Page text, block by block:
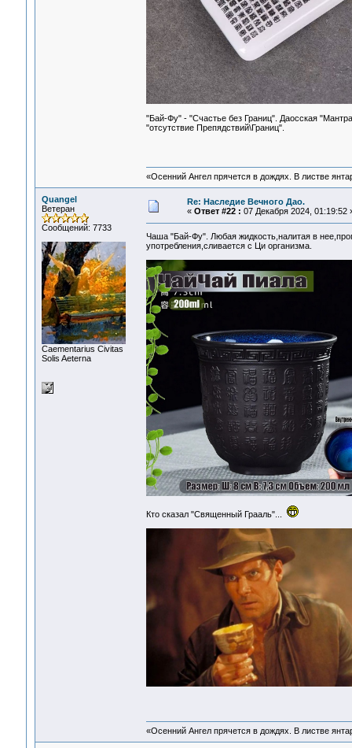
"Бай-Фу" - "Счастье без Границ". Даосская
"отсутствие Препядствий\Границ".
«Осенний Ангел прячется в дождях. В листве
Quangel
Ветеран
Сообщений: 7733
Сaementarius Civitas
Solis Aeterna
Re: Наследие Вечного Дао.
« Ответ #22 : 07 Декабря 2024, 01:19:52
Чаша "Бай-Фу". Любая жидкость,налитая в
употребления,сливается с Ци организма.
Кто сказал "Священный Грааль"...
«Осенний Ангел прячется в дождях. В листве